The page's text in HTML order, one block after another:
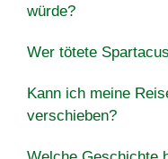
würde?
Wer tötete
Kann ich meine
verschieben?